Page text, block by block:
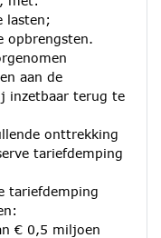
lasten;
opbrengsten.
aan de
inzetbaar terug te
onttrekking
tariefdemping
tariefdemping
€ 0,5 miljoen